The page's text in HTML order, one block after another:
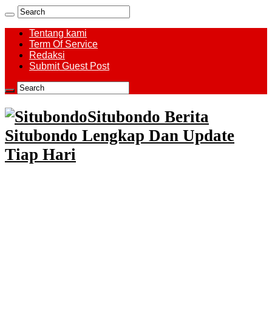
Tentang kami
Term Of Service
Redaksi
Submit Guest Post
Situbondo Berita
Situbondo Lengkap Dan Update
Tiap Hari